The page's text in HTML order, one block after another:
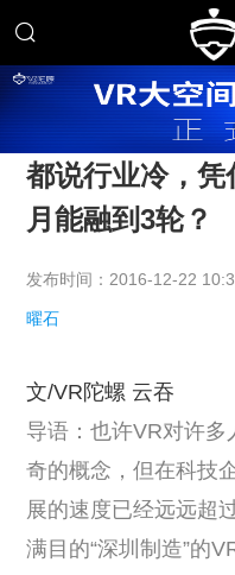
都说行业冷，
月能融到3轮？
发布时间：2016-12-22
曜石
文/VR陀螺 云吞
导语：也许VR对许
奇的概念，但在科技
展的速度已经远远超
满目的“深圳制造”的